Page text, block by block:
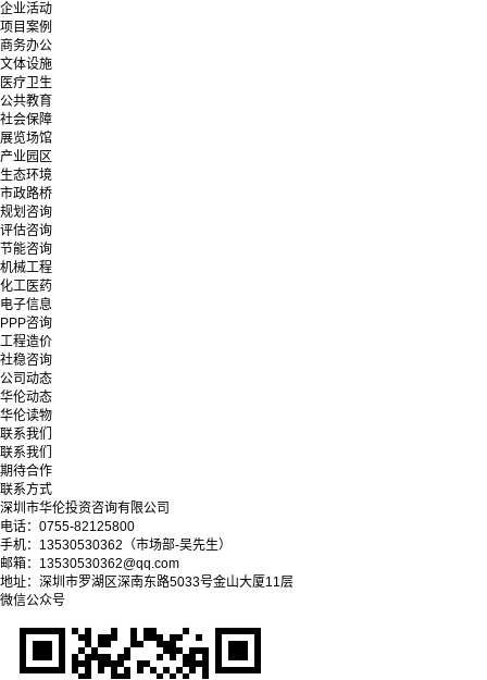
企业活动
项目案例
商务办公
文体设施
医疗卫生
公共教育
社会保障
展览场馆
产业园区
生态环境
市政路桥
规划咨询
评估咨询
节能咨询
机械工程
化工医药
电子信息
PPP咨询
工程造价
社稳咨询
公司动态
华伦动态
华伦读物
联系我们
联系我们
期待合作
联系方式
深圳市华伦投资咨询有限公司
电话：0755-82125800
手机：13530530362（市场部-吴先生）
邮箱：13530530362@qq.com
地址：深圳市罗湖区深南东路5033号金山大厦11层
微信公众号